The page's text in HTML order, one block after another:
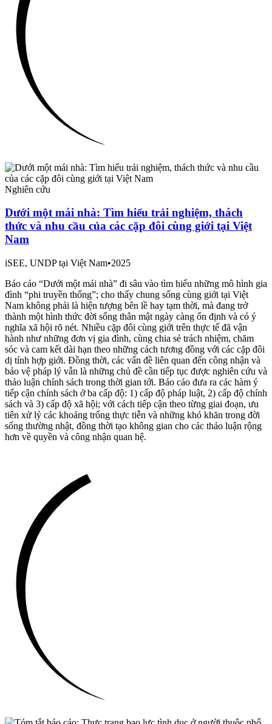
Nghiên cứu
Dưới một mái nhà: Tìm hiểu trải nghiệm, thách
thức và nhu cầu của các cặp đôi cùng giới tại Việt
Nam
iSEE, UNDP tại Việt Nam•2025
Báo cáo “Dưới một mái nhà” đi sâu vào tìm hiểu những mô hình gia
đình “phi truyền thống”; cho thấy chung sống cùng giới tại Việt
Nam không phải là hiện tượng bên lề hay tạm thời, mà đang trở
thành một hình thức đời sống thân mật ngày càng ổn định và có ý
nghĩa xã hội rõ nét. Nhiều cặp đôi cùng giới trên thực tế đã vận
hành như những đơn vị gia đình, cùng chia sẻ trách nhiệm, chăm
sóc và cam kết dài hạn theo những cách tương đồng với các cặp đôi
dị tính hợp giới. Đồng thời, các vấn đề liên quan đến công nhận và
bảo vệ pháp lý vẫn là những chủ đề cần tiếp tục được nghiên cứu và
thảo luận chính sách trong thời gian tới. Báo cáo đưa ra các hàm ý
tiếp cận chính sách ở ba cấp độ: 1) cấp độ pháp luật, 2) cấp độ chính
sách và 3) cấp độ xã hội; với cách tiếp cận theo từng giai đoạn, ưu
tiên xử lý các khoảng trống thực tiễn và những khó khăn trong đời
sống thường nhật, đồng thời tạo không gian cho các thảo luận rộng
hơn về quyền và công nhận quan hệ.